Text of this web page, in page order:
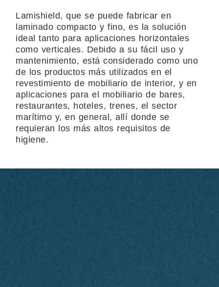
Lamishield, que se puede fabricar en
laminado compacto y fino, es la solución
ideal tanto para aplicaciones horizontales
como verticales. Debido a su fácil uso y
mantenimiento, está considerado como uno
de los productos más utilizados en el
revestimiento de mobiliario de interior, y en
aplicaciones para el mobiliario de bares,
restaurantes, hoteles, trenes, el sector
marítimo y, en general, allí donde se
requieran los más altos requisitos de
higiene.